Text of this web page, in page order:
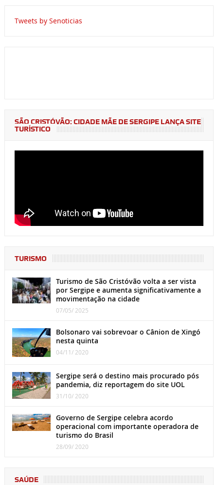
Tweets by Senoticias
SÃO CRISTÓVÃO: CIDADE MÃE DE SERGIPE LANÇA SITE
TURÍSTICO
TURISMO
Turismo de São Cristóvão volta a ser vista
por Sergipe e aumenta significativamente a
movimentação na cidade
07/05/ 2025
Bolsonaro vai sobrevoar o Cânion de Xingó
nesta quinta
04/11/ 2020
Sergipe será o destino mais procurado pós
pandemia, diz reportagem do site UOL
31/10/ 2020
Governo de Sergipe celebra acordo
operacional com importante operadora de
turismo do Brasil
28/09/ 2020
SAÚDE